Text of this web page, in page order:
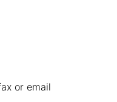
or email